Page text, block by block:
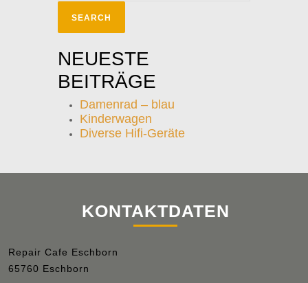
NEUESTE
BEITRÄGE
Damenrad – blau
Kinderwagen
Diverse Hifi-Geräte
KONTAKTDATEN
Repair Cafe Eschborn
65760 Eschborn